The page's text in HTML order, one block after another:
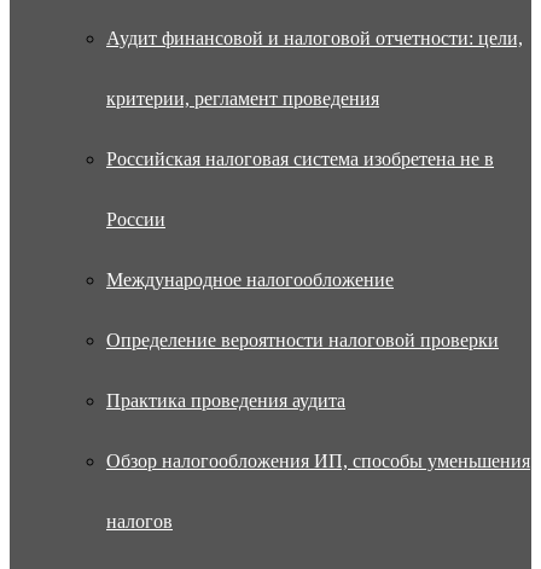
Аудит финансовой и налоговой отчетности: цели,
критерии, регламент проведения
Российская налоговая система изобретена не в
России
Международное налогообложение
Определение вероятности налоговой проверки
Практика проведения аудита
Обзор налогообложения ИП, способы уменьшения
налогов